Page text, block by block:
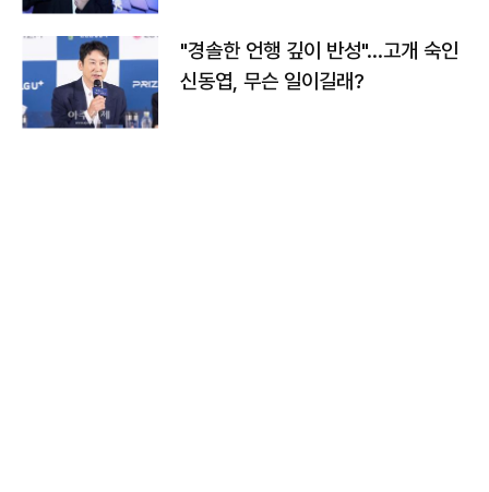
"경솔한 언행 깊이 반성"…고개 숙인
신동엽, 무슨 일이길래?